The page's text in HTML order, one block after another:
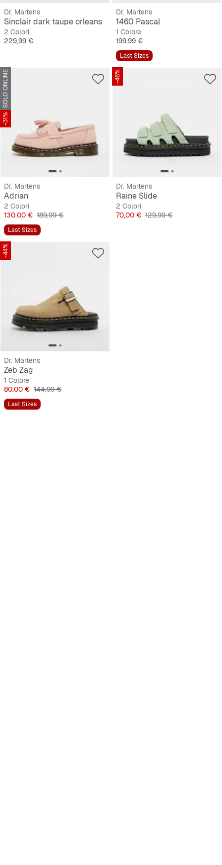
Dr. Martens
Sinclair dark taupe orleans
2 Colori
Prezzo
229,99 €
Dr. Martens
1460 Pascal
1 Colore
Prezzo
199,99 €
Last Sizes
SOLO ONLINE
-31%
Dr. Martens
Adrian
2 Colori
Prezzo
130,00 € Prezzo originale
189,99 €
Last Sizes
-46%
Dr. Martens
Raine Slide
2 Colori
Prezzo
70,00 € Prezzo originale
129,99 €
-44%
Dr. Martens
Zeb Zag
1 Colore
Prezzo
80,00 € Prezzo originale
144,99 €
Last Sizes